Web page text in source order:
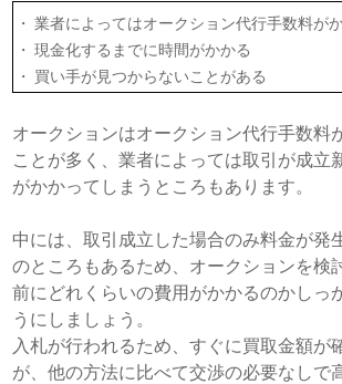
業者によってはオークション代行手数料が
現金化するまでに時間がかかる
買い手が見つからないことがある
オークションはオークション代行手数料
ことが多く、業者によっては取引が成立
がかかってしまうところもあります。
中には、取引成立した場合のみ料金が発
のところもあるため、オークションを検
前にどれくらいの費用がかかるのかしっ
うにしましょう。
入札が行われるため、すぐに買取金額が
が、他の方法に比べて交渉の必要なしで